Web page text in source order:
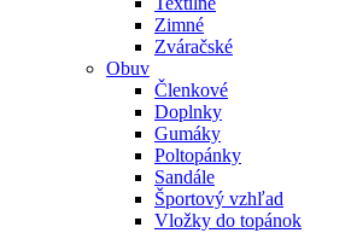
Zimné
Zváračské
Obuv
Členkové
Doplnky
Gumáky
Poltopánky
Sandále
Športový vzhľad
Vložky do topánok